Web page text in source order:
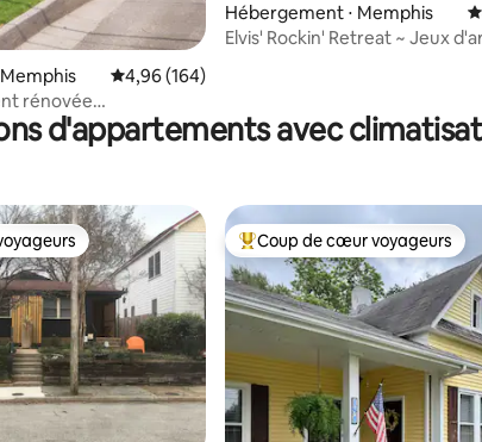
de 242 commentaires : 4,97 sur 5
Évaluation moyenne sur la base de 164
4,96 (164)
rénovée
Square. P
Hébergement ⋅ Memphis
Elvis' Rockin' Retreat ~ Jeux
d'appartements avec
Coups de cœur voyageurs les
Coup de cœur voyageurs